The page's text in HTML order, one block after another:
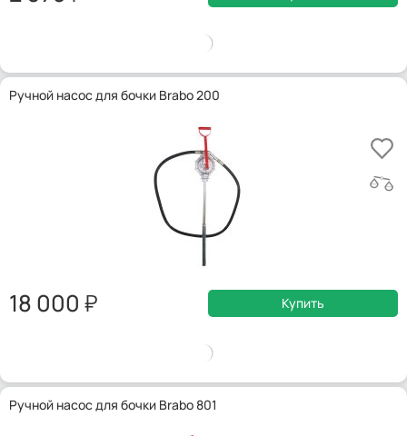
Ручной насос для бочки Brabo 200
18 000 Купить
Ручной насос для бочки Brabo 801